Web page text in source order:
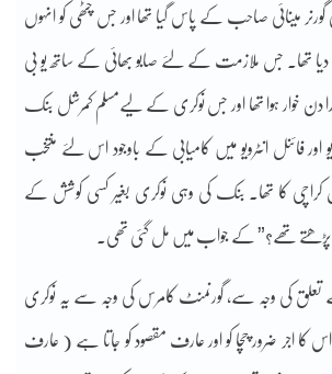
مینائی صاحب کے پاس گیا تھا اور جس چٹھی کو انہوں
تھا۔ جس ملازمت کے لئے صابو بھائی کے ساتھ یو بی
دن خوار ہوا تھا اور جس نوکری کے لیےمسلم کمرشل بنک
اور فائنل انٹرویو میں کامیابی کے باوجود اس لئے منتخب
کراچی کا تھا۔ بنک کی وہی نوکری بغیر کسی کوشش کے
تھے؟” کے جواب میں مل گئی تھی۔
کی وجہ سے، گورنمنٹ کامرس کی وجہ سے یہ نوکری
کا اجر ضرور چچا کو اور عارف مقصود کو جاتا ہے ( عارف